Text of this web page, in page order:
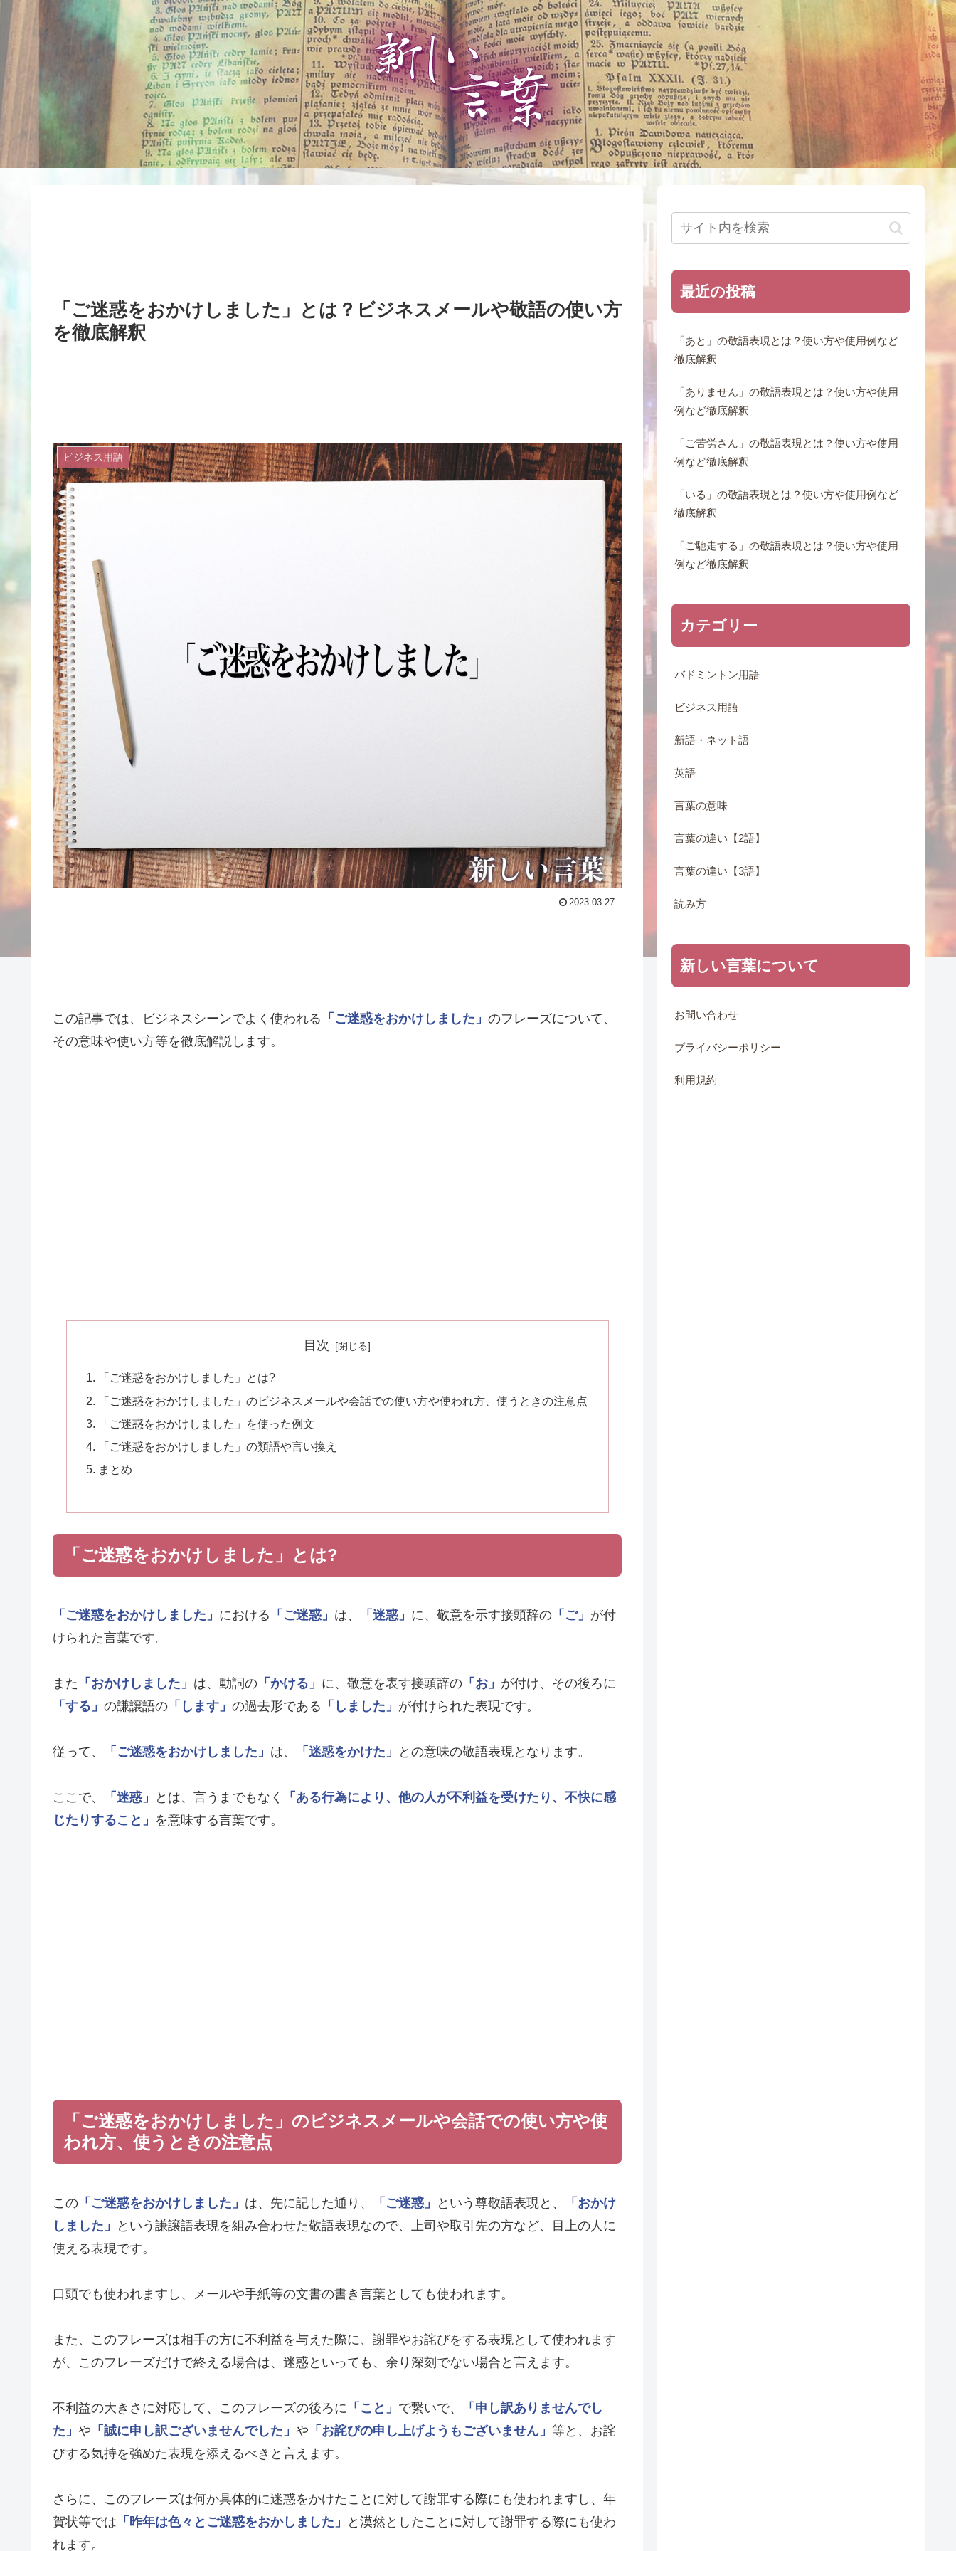
「ご迷惑をおかけしました」とは？ビジネスメールや敬語の使い方
を徹底解釈
ビジネス用語
2023.03.27
この記事では、ビジネスシーンでよく使われる 「ご迷惑をおかけしました」 のフレーズについて、
その意味や使い方等を徹底解説します。
目次
「ご迷惑をおかけしました」とは?
「ご迷惑をおかけしました」のビジネスメールや会話での使い方や使われ方、使うときの注意点
「ご迷惑をおかけしました」を使った例文
「ご迷惑をおかけしました」の類語や言い換え
まとめ
「ご迷惑をおかけしました」とは?
「ご迷惑をおかけしました」 における 「ご迷惑」 は、 「迷惑」 に、敬意を示す接頭辞の 「ご」 が付
けられた言葉です。
また 「おかけしました」 は、動詞の 「かける」 に、敬意を表す接頭辞の 「お」 が付け、その後ろに
「する」 の謙譲語の 「します」 の過去形である 「しました」 が付けられた表現です。
従って、 「ご迷惑をおかけしました」 は、 「迷惑をかけた」 との意味の敬語表現となります。
ここで、 「迷惑」 とは、言うまでもなく
「ある行為により、他の人が不利益を受けたり、不快に感
じたりすること」 を意味する言葉です。
「ご迷惑をおかけしました」のビジネスメールや会話での使い方や使
われ方、使うときの注意点
この 「ご迷惑をおかけしました」 は、先に記した通り、 「ご迷惑」 という尊敬語表現と、
「おかけ
しました」
という謙譲語表現を組み合わせた敬語表現なので、上司や取引先の方など、目上の人に
使える表現です。
口頭でも使われますし、メールや手紙等の文書の書き言葉としても使われます。
また、このフレーズは相手の方に不利益を与えた際に、謝罪やお詫びをする表現として使われます
が、このフレーズだけで終える場合は、迷惑といっても、余り深刻でない場合と言えます。
不利益の大きさに対応して、このフレーズの後ろに 「こと」 で繋いで、
「申し訳ありませんでし
た」 や 「誠に申し訳ございませんでした」 や 「お詫びの申し上げようもございません」 等と、お詫
びする気持を強めた表現を添えるべきと言えます。
さらに、このフレーズは何か具体的に迷惑をかけたことに対して謝罪する際にも使われますし、年
賀状等では 「昨年は色々とご迷惑をおかしました」
と漠然としたことに対して謝罪する際にも使わ
れます。
最近の投稿
「あと」の敬語表現とは？使い方や使用例など
徹底解釈
「ありません」の敬語表現とは？使い方や使用
例など徹底解釈
「ご苦労さん」の敬語表現とは？使い方や使用
例など徹底解釈
「いる」の敬語表現とは？使い方や使用例など
徹底解釈
「ご馳走する」の敬語表現とは？使い方や使用
例など徹底解釈
カテゴリー
バドミントン用語
ビジネス用語
新語・ネット語
英語
言葉の意味
言葉の違い【2語】
言葉の違い【3語】
読み方
新しい言葉について
お問い合わせ
プライバシーポリシー
利用規約